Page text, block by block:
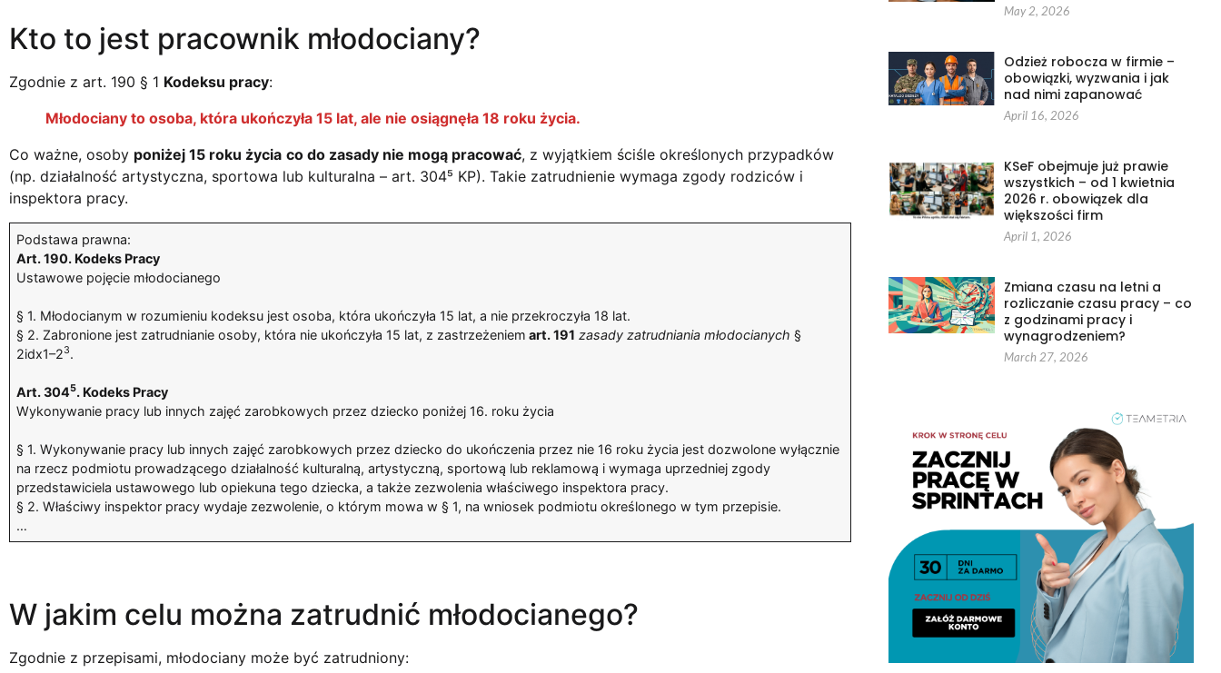
Kto to jest pracownik młodociany?
Zgodnie z art. 190 § 1 Kodeksu pracy:
Młodociany to osoba, która ukończyła 15 lat, ale nie osiągnęła 18 roku życia.
Co ważne, osoby poniżej 15 roku życia co do zasady nie mogą pracować, z wyjątkiem ściśle określonych przypadków
(np. działalność artystyczna, sportowa lub kulturalna – art. 304⁵ KP). Takie zatrudnienie wymaga zgody rodziców i
inspektora pracy.
Podstawa prawna:
Art. 190. Kodeks Pracy
Ustawowe pojęcie młodocianego
§ 1. Młodocianym w rozumieniu kodeksu jest osoba, która ukończyła 15 lat, a nie przekroczyła 18 lat.
§ 2. Zabronione jest zatrudnianie osoby, która nie ukończyła 15 lat, z zastrzeżeniem art. 191 zasady zatrudniania młodocianych §
2idx1–23.
Art. 3045. Kodeks Pracy
Wykonywanie pracy lub innych zajęć zarobkowych przez dziecko poniżej 16. roku życia
§ 1. Wykonywanie pracy lub innych zajęć zarobkowych przez dziecko do ukończenia przez nie 16 roku życia jest dozwolone wyłącznie
na rzecz podmiotu prowadzącego działalność kulturalną, artystyczną, sportową lub reklamową i wymaga uprzedniej zgody
przedstawiciela ustawowego lub opiekuna tego dziecka, a także zezwolenia właściwego inspektora pracy.
§ 2. Właściwy inspektor pracy wydaje zezwolenie, o którym mowa w § 1, na wniosek podmiotu określonego w tym przepisie.
…
W jakim celu można zatrudnić młodocianego?
Zgodnie z przepisami, młodociany może być zatrudniony:
May 2, 2026
Odzież robocza w firmie –
obowiązki, wyzwania i jak
nad nimi zapanować
April 16, 2026
KSeF obejmuje już prawie
wszystkich – od 1 kwietnia
2026 r. obowiązek dla
większości firm
April 1, 2026
Zmiana czasu na letni a
rozliczanie czasu pracy – co
z godzinami pracy i
wynagrodzeniem?
March 27, 2026